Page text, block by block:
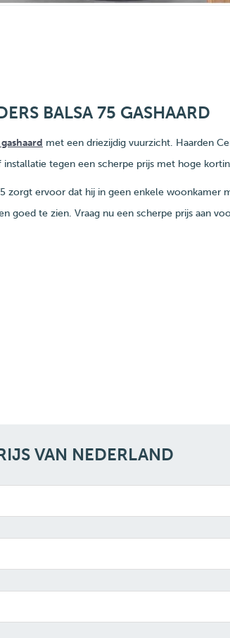
BALSA 75 GASHAARD
met een driezijdig vuurzicht. Haarden
installatie tegen een scherpe prijs met hoge
zorgt ervoor dat hij in geen enkele woonkamer
goed te zien. Vraag nu een scherpe prijs aan
VAN NEDERLAND